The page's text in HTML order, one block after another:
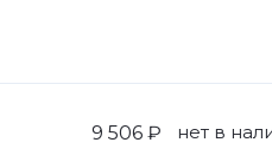
9 506 ₽ нет в